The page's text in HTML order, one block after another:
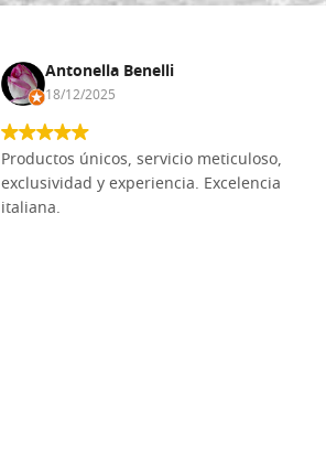
Antonella Benelli
18/12/2025
Productos únicos, servicio meticuloso,
exclusividad y experiencia. Excelencia
italiana.